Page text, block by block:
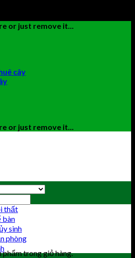
or just remove it...
cây
or just remove it...
phẩm trong giỏ hàng.
thất
bàn
sinh
phòng